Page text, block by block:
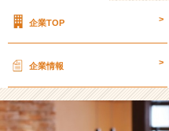
介
6
【株
企業TOP >
企業情報 >